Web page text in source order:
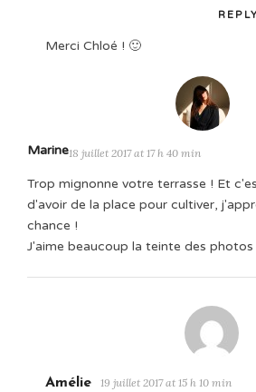
REPLY
Merci Chloé ! 🙂
Marine18 juillet 2017 at 17 h 40 min
Trop mignonne votre terrasse ! Et
d'avoir de la place pour cultiver,
chance !
J'aime beaucoup la teinte des photos
Amélie 19 juillet 2017 at 15 h 10 min